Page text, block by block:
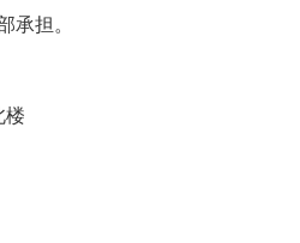
承担。
楼